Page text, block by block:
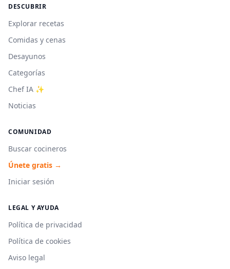
DESCUBRIR
Explorar recetas
Comidas y cenas
Desayunos
Categorías
Chef IA ✨
Noticias
COMUNIDAD
Buscar cocineros
Únete gratis →
Iniciar sesión
LEGAL Y AYUDA
Política de privacidad
Política de cookies
Aviso legal